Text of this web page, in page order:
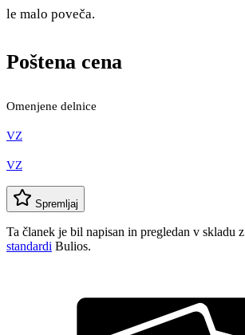
le malo poveča.
Poštena cena
Omenjene delnice
VZ
VZ
Spremljaj
Ta članek je bil napisan in pregledan v skladu z
standardi Bulios.